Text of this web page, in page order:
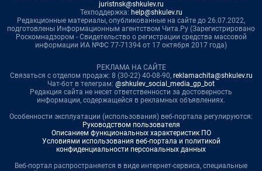
juristnsk@shkulev.ru
Техподдержка: help@shkulev.ru
Редакционные материалы, опубликованные на сайте до 26.07.2022,
подготовлены Информационным агентством Чита.Ру (Зарегистрировано
Роскомнадзором - Свидетельство о регистрации средства массовой
информации ИА №ФС 77-71394 от 17 октября 2017 года)
РЕКЛАМА НА САЙТЕ
Связаться с отделом продаж: 8 (30-22) 40-08-90, reklamachita@shkulev.ru
Чат-бот в телеграм: @shkulev_social_media_gp_bot
Редакция сайта не несет ответственности за достоверность
информации, содержащейся в рекламных объявлениях.
Особенности эксплуатации (использования) веб-портала регулируются:
Руководством пользователя
Описанием функциональных характеристик ПО
Условиями использования веб-портала и политикой
конфиденциальности персональных данных
Веб-портал распространяется в виде интернет-сервиса, специальные